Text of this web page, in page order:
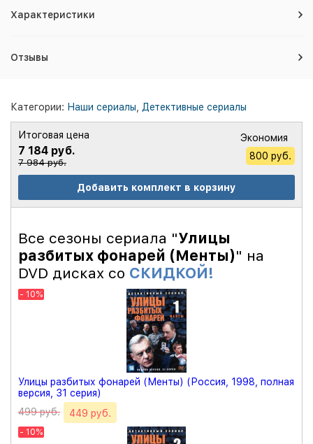
Характеристики
Отзывы
Категории: Наши сериалы Детективные сериалы
Итоговая цена
7 184 руб.
7 984 руб.
Экономия
800 руб.
Добавить комплект в корзину
Все сезоны сериала "Улицы
разбитых фонарей (Менты)" на
DVD дисках со СКИДКОЙ!
- 10%
Улицы разбитых фонарей (Менты) (Россия, 1998, полная
версия, 31 серия)
499 руб.
449 руб.
- 10%